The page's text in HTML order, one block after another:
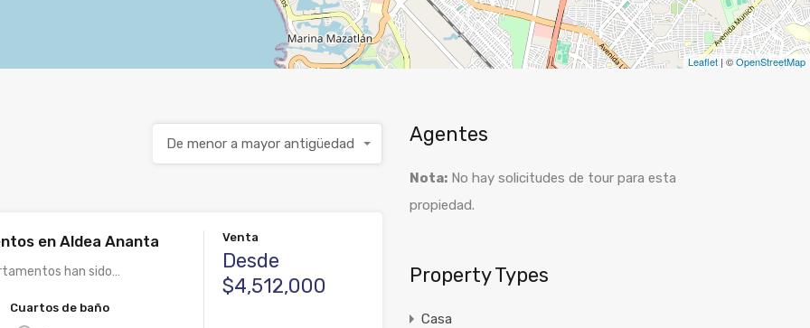
Leaflet | ©OpenStreetMap
De menor a mayor antigüedad
en Aldea Ananta
han sido…
Cuartos de baño
Venta
Desde
$4,512,000
Agentes
Nota:No hay solicitudes de tour para esta
propiedad.
Property Types
Casa